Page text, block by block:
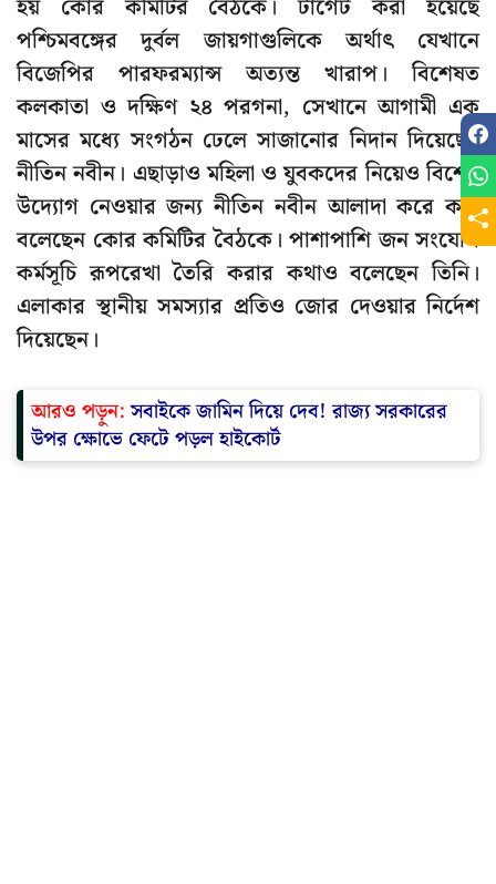
হয় কোর কমিটির বৈঠকে। টার্গেট করা হয়েছে
পশ্চিমবঙ্গের দুর্বল জায়গাগুলিকে অর্থাৎ যেখানে
বিজেপির পারফরম্যান্স অত্যন্ত খারাপ। বিশেষত
কলকাতা ও দক্ষিণ ২৪ পরগনা, সেখানে আগামী এক
মাসের মধ্যে সংগঠন ঢেলে সাজানোর নিদান দিয়েছেন
নীতিন নবীন। এছাড়াও মহিলা ও যুবকদের নিয়েও বিশেষ
উদ্যোগ নেওয়ার জন্য নীতিন নবীন আলাদা করে কথা
বলেছেন কোর কমিটির বৈঠকে। পাশাপাশি জন সংযোগ
কর্মসূচি রূপরেখা তৈরি করার কথাও বলেছেন তিনি।
এলাকার স্থানীয় সমস্যার প্রতিও জোর দেওয়ার নির্দেশ
দিয়েছেন।
আরও পড়ুন:সবাইকে জামিন দিয়ে দেব! রাজ্য সরকারের
উপর ক্ষোভে ফেটে পড়ল হাইকোর্ট